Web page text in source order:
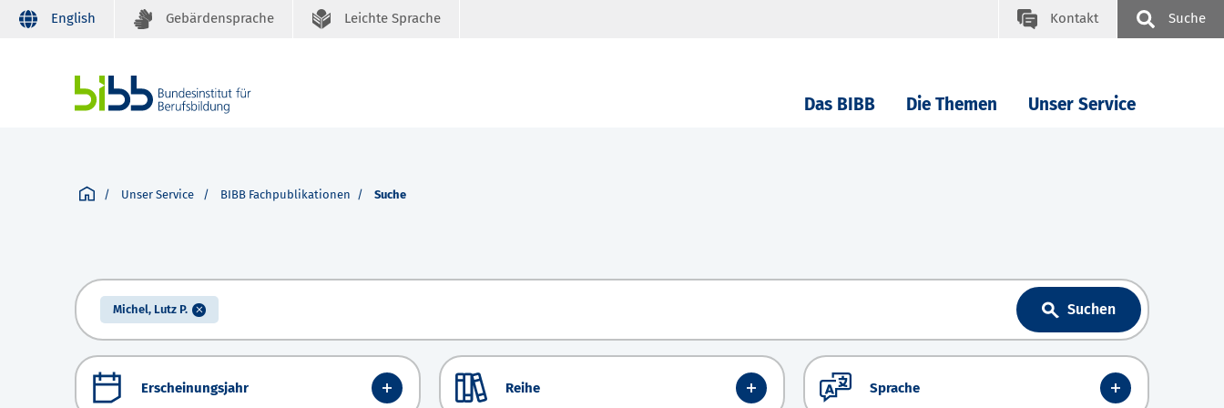
English Gebärdensprache Leichte Sprache Kontakt Suche
Das BIBB Die Themen Unser Service
Unser Service BIBB Fachpublikationen Suche
Michel, Lutz P. Suchen
Erscheinungsjahr Reihe Sprache